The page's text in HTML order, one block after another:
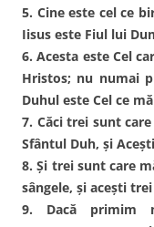
5. Cine este cel ce
Iisus este Fiul lui
6. Acesta este Cel
Hristos; nu numai
Duhul este Cel ce
7. Căci trei sunt
Sfântul Duh, şi
8. Şi trei sunt care
sângele, şi aceşti
9. Dacă primim